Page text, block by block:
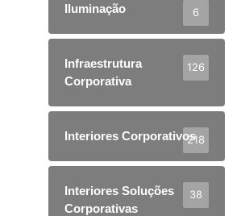
Iluminação 6
Infraestrutura
Corporativa
126
Interiores Corporativos218
Interiores Soluções
Corporativas
38